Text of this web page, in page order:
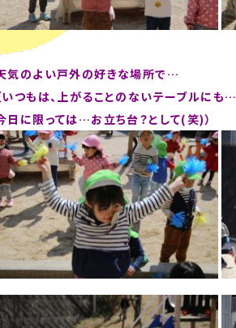
気のよい戸外の好きな場所で…
いつもは、上がることのないテーブルにも…
日に限っては…お立ち台？として(笑)）